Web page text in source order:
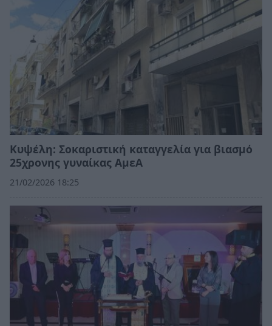
Κυψέλη: Σοκαριστική καταγγελία για βιασμό
25χρονης γυναίκας ΑμεΑ
21/02/2026 18:25